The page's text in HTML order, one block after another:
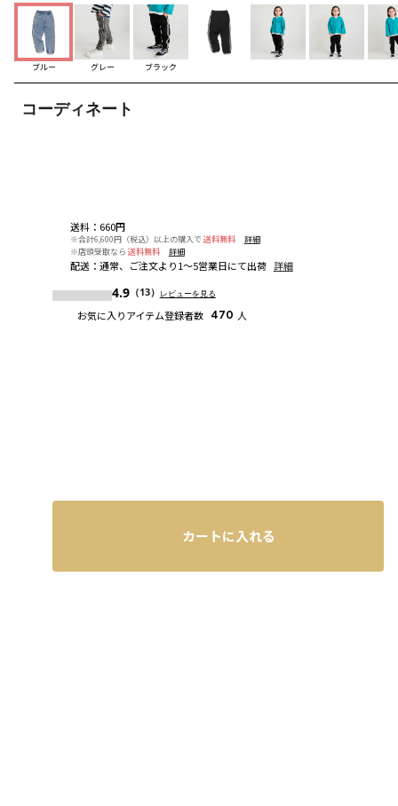
ブルー グレー ブラック
コーディネート
送料： 660円
※合計6,600円（税込）以上の購入で 送料無料
詳細
※店頭受取なら 送料無料 詳細
配送： 通常、ご注文より1～5営業日にて出荷 詳細
4.9（13） レビューを見る
お気に入りアイテム登録者数 470 人
カートに入れる